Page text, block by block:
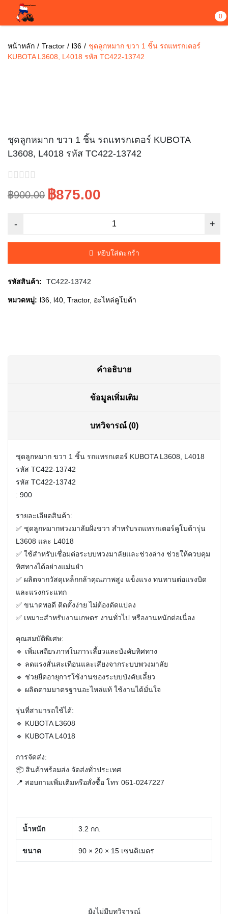
0
หน้าหลัก Tractor l36
ชุดลูกหมาก ขวา 1 ชิ้น รถแทรกเตอร์
KUBOTA L3608, L4018 รหัส TC422-13742
ชุดลูกหมาก ขวา 1 ชิ้น รถแทรกเตอร์ KUBOTA
L3608, L4018 รหัส TC422-13742
฿900.00
Original
price
was:
฿900.00.
฿875.00
Current
price
is:
฿875.00.
หยิบใส่ตะกร้า
รหัสสินค้า: TC422-13742
หมวดหมู่: l36 l40 Tractor, อะไหล่คูโบต้า
คำอธิบาย
ข้อมูลเพิ่มเติม
บทวิจารณ์ (0)
ชุดลูกหมาก ขวา 1 ชิ้น รถแทรกเตอร์ KUBOTA L3608, L4018
รหัส TC422-13742
รหัส TC422-13742
: 900
รายละเอียดสินค้า:
✅ ชุดลูกหมากพวงมาลัยฝั่งขวา สำหรับรถแทรกเตอร์คูโบต้ารุ่น
L3608 และ L4018
✅ ใช้สำหรับเชื่อมต่อระบบพวงมาลัยและช่วงล่าง ช่วยให้ควบคุม
ทิศทางได้อย่างแม่นยำ
✅ ผลิตจากวัสดุเหล็กกล้าคุณภาพสูง แข็งแรง ทนทานต่อแรงบิด
และแรงกระแทก
✅ ขนาดพอดี ติดตั้งง่าย ไม่ต้องดัดแปลง
✅ เหมาะสำหรับงานเกษตร งานทั่วไป หรืองานหนักต่อเนื่อง
คุณสมบัติพิเศษ:
🔹 เพิ่มเสถียรภาพในการเลี้ยวและบังคับทิศทาง
🔹 ลดแรงสั่นสะเทือนและเสียงจากระบบพวงมาลัย
🔹 ช่วยยืดอายุการใช้งานของระบบบังคับเลี้ยว
🔹 ผลิตตามมาตรฐานอะไหล่แท้ ใช้งานได้มั่นใจ
รุ่นที่สามารถใช้ได้:
🔹 KUBOTA L3608
🔹 KUBOTA L4018
การจัดส่ง:
📦 สินค้าพร้อมส่ง จัดส่งทั่วประเทศ
📍 สอบถามเพิ่มเติมหรือสั่งซื้อ โทร 061-0247227
น้ำหนัก 3.2 กก.
ขนาด 90 × 20 × 15 เซนติเมตร
ยังไม่มีบทวิจารณ์